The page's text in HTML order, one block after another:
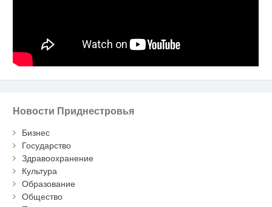
Новости Приднестровья
Бизнес
Государство
Здравоохранение
Культура
Образование
Общество